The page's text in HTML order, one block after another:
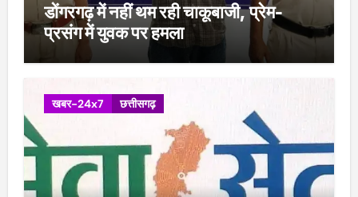
डोंगरगढ़ में नहीं थम रही चाकूबाजी, प्रेम-
प्रसंग में युवक पर हमला
खबर-24x7 छत्तीसगढ़